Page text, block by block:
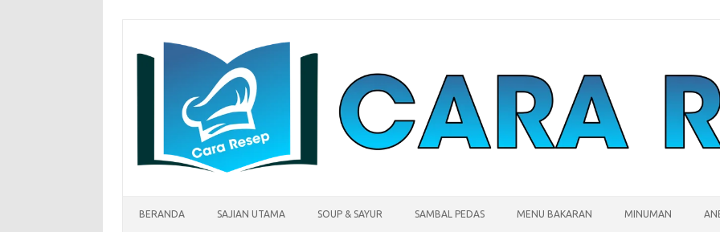
BERANDA SAJIAN UTAMA SOUP & SAYUR SAMBAL PEDAS MENU BAKARAN MINUMAN